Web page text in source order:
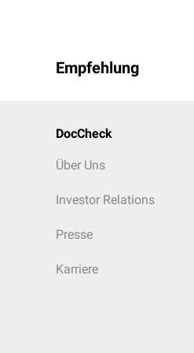
Empfehlung
DocCheck
Über Uns
Investor Relations
Presse
Karriere